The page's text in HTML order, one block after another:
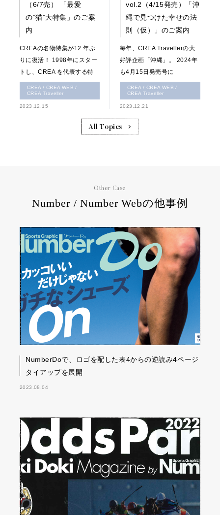
（6/7売） 「最愛
の”猫”大特集」のご案
内
CREAの名物特集が12 年ぶ
りに復活！ 1998年にスター
トし、CREA を代表する特
CREA / CREA WEB /
CREA Traveller
2023.12.15
vol.2（4/15発売）「沖
縄で見つけた幸せの法
則（仮）」のご案内
毎年、CREA Travellerの大
好評企画「沖縄」。 2024年
も4月15日発売号に
CREA / CREA WEB /
CREA Traveller
2023.12.21
All Topics
Other Case
Number / Number Webの他事例
NumberDoで、ロゴを配した表4からの逆読み4ページ
タイアップを展開
2023.08.04